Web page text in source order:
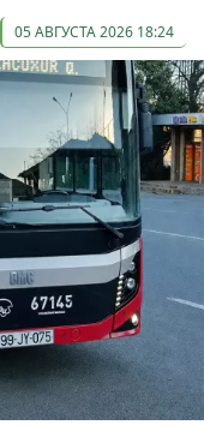
05 АВГУСТА 2026 18:24